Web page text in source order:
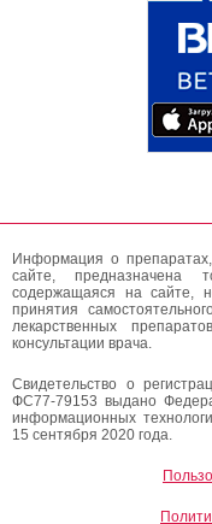
Информация о
сайте, предназначена
содержащаяся на сайте,
принятия
лекарственных
консультации врача.
Свидетельство о
ФС77-79153 выдано
информационных
15 сентября 2020 года.